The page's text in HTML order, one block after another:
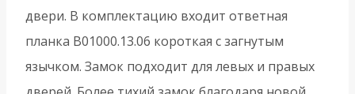
двери. В комплектацию входит ответная
планка B01000.13.06 короткая с загнутым
язычком. Замок подходит для левых и правых